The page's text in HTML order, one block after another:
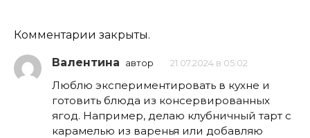
Комментарии закрыты.
Валентина автор 21.07.2024 в 05:02
Люблю экспериментировать в кухне и
готовить блюда из консервированных
ягод. Например, делаю клубничный тарт с
карамелью из варенья или добавляю